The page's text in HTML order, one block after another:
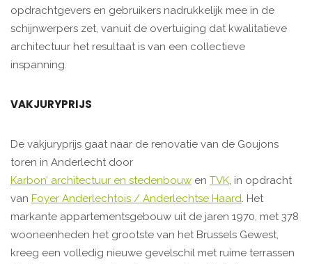
opdrachtgevers en gebruikers nadrukkelijk mee in de
schijnwerpers zet, vanuit de overtuiging dat kwalitatieve
architectuur het resultaat is van een collectieve
inspanning.
VAKJURYPRIJS
De vakjuryprijs gaat naar de renovatie van de Goujons
toren in Anderlecht door
Karbon’ architectuur en stedenbouw en TVK, in opdracht
van Foyer Anderlechtois / Anderlechtse Haard. Het
markante appartementsgebouw uit de jaren 1970, met 378
wooneenheden het grootste van het Brussels Gewest,
kreeg een volledig nieuwe gevelschil met ruime terrassen